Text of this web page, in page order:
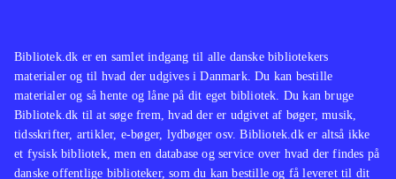
før. Spillet bidrager ikke med nyt til
genren, men er bestemt et hyggeligt,
om end lidt kortvarigt, bekendtskab.
Bibliotek.dk er en samlet indgang til alle danske bibliotekers
materialer og til hvad der udgives i Danmark. Du kan bestille
materialer og så hente og låne på dit eget bibliotek. Du kan bruge
Bibliotek.dk til at søge frem, hvad der er udgivet af bøger, musik,
tidsskrifter, artikler, e-bøger, lydbøger osv. Bibliotek.dk er altså ikke
et fysisk bibliotek, men en database og service over hvad der findes på
danske offentlige biblioteker, som du kan bestille og få leveret til dit